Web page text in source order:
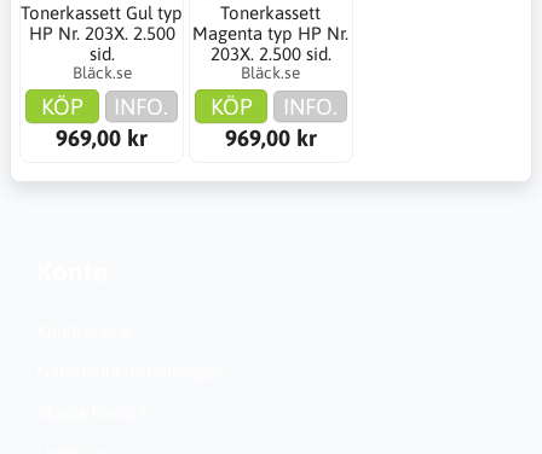
Tonerkassett Gul typ
HP Nr. 203X. 2.500
sid.
Bläck.se
KÖP
INFO.
969,00 kr
Tonerkassett
Magenta typ HP Nr.
203X. 2.500 sid.
Bläck.se
KÖP
INFO.
969,00 kr